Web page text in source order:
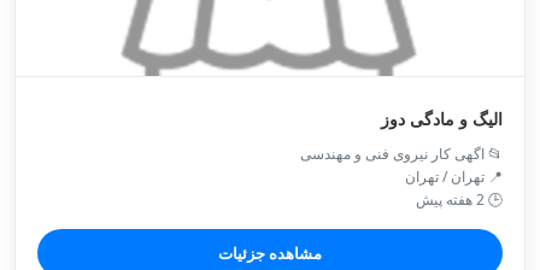
الیگ و مادگی دوز
📂 اگهی کار نیروی فنی و مهندسی
📍 تهران / تهران
🕒 2 هفته پیش
مشاهده جزئیات